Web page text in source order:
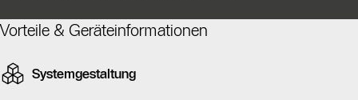
Regelgerät ermöglicht die flexible Erweiterung der
EMS-Wärmeerzeuger zuständig sind.
Vorteile & Geräteinformationen
Systemgestaltung